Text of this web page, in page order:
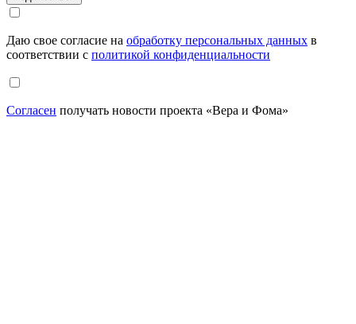
Даю свое согласие на обработку персональных данных в
соответствии с политикой конфиденциальности
Согласен получать новости проекта «Вера и Фома»